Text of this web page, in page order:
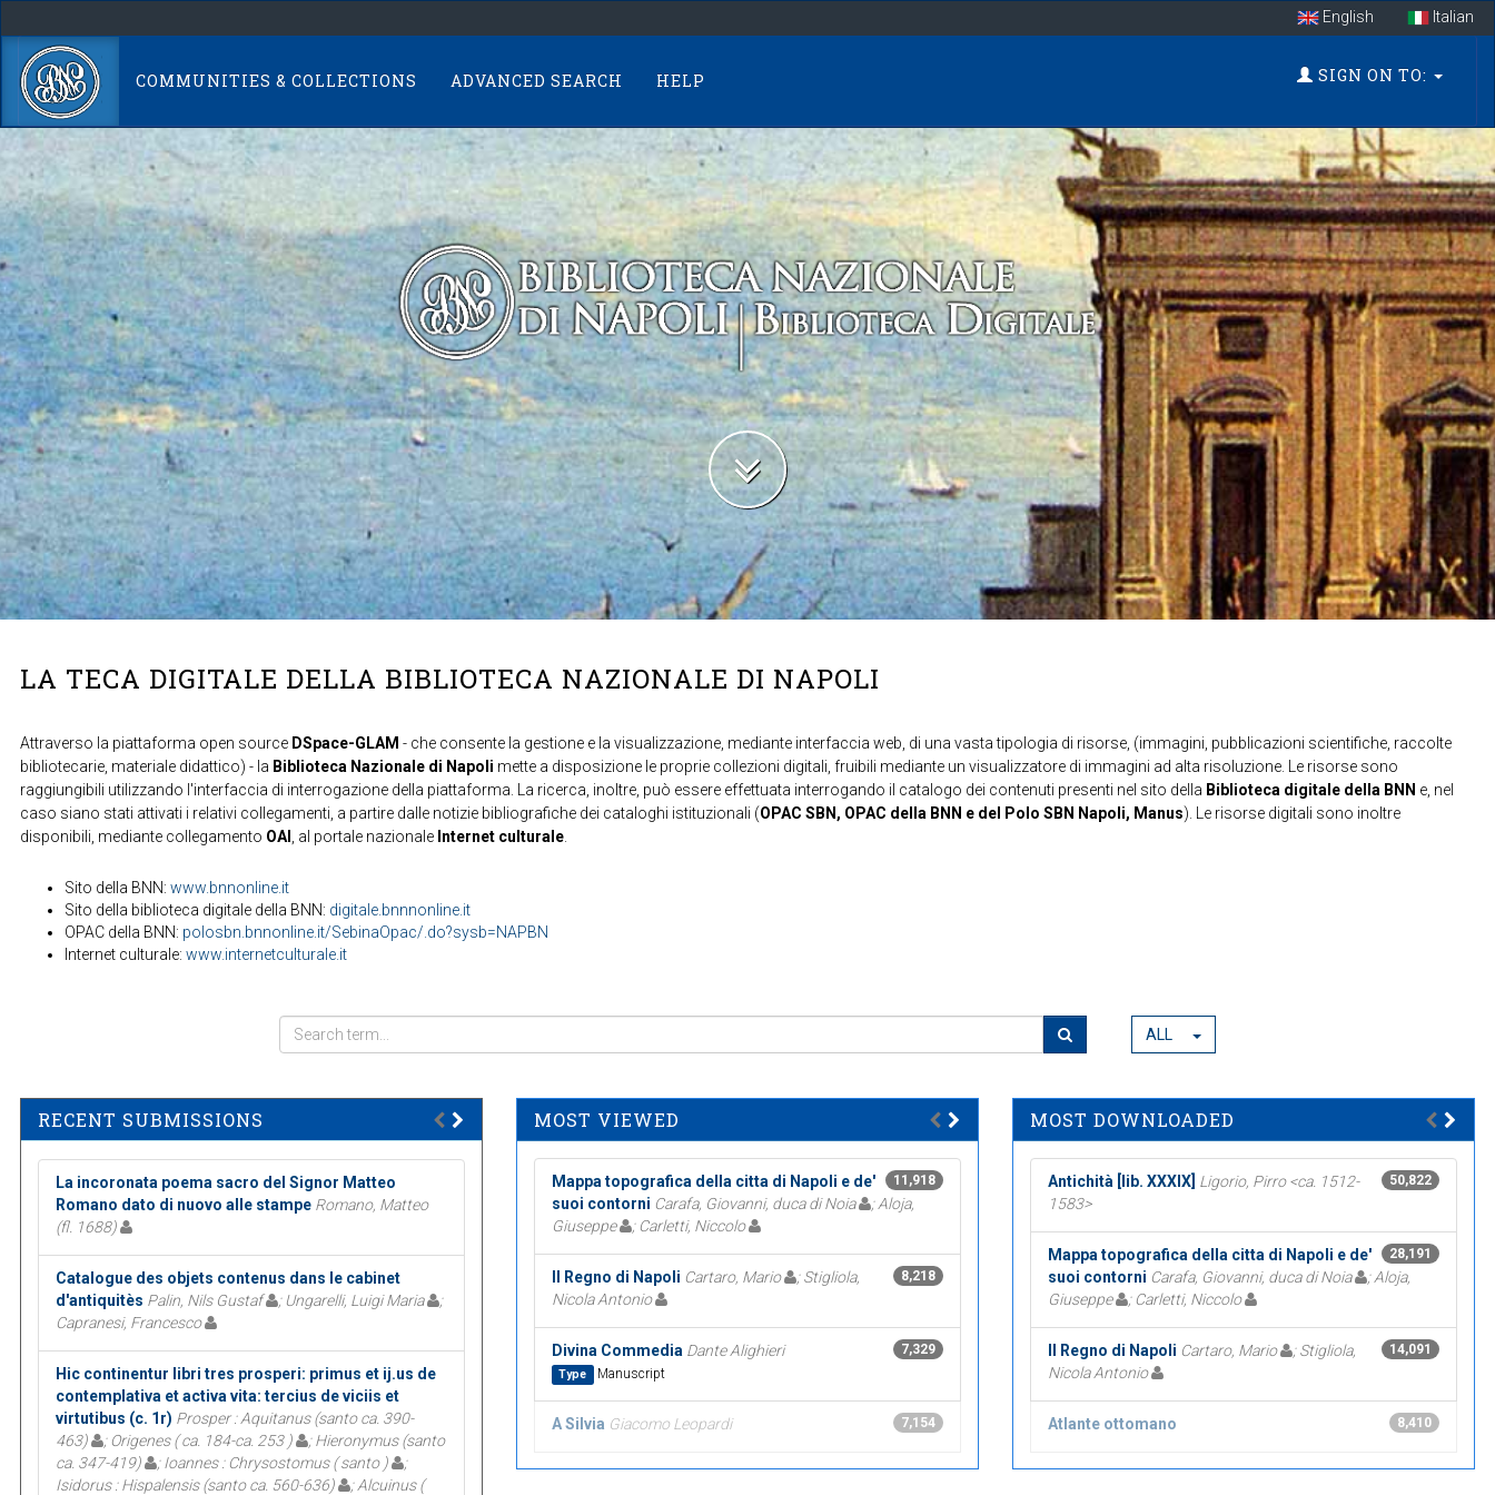
navigation
English Italian
COMMUNITIES & COLLECTIONS ADVANCED SEARCH HELP SIGN ON TO:
LA TECA DIGITALE DELLA BIBLIOTECA NAZIONALE DI NAPOLI
Attraverso la piattaforma open source DSpace-GLAM - che consente la gestione e la visualizzazione, mediante interfaccia web, di una vasta tipologia di risorse, (immagini, pubblicazioni scientifiche, raccolte
bibliotecarie, materiale didattico) - la Biblioteca Nazionale di Napoli mette a disposizione le proprie collezioni digitali, fruibili mediante un visualizzatore di immagini ad alta risoluzione. Le risorse sono
raggiungibili utilizzando l'interfaccia di interrogazione della piattaforma. La ricerca, inoltre, può essere effettuata interrogando il catalogo dei contenuti presenti nel sito della Biblioteca digitale della BNN e, nel
caso siano stati attivati i relativi collegamenti, a partire dalle notizie bibliografiche dei cataloghi istituzionali (OPAC SBN, OPAC della BNN e del Polo SBN Napoli, Manus). Le risorse digitali sono inoltre
disponibili, mediante collegamento OAI , al portale nazionale Internet culturale.
Sito della BNN: www.bnnonline.it
Sito della biblioteca digitale della BNN: digitale.bnnnonline.it
OPAC della BNN: polosbn.bnnonline.it/SebinaOpac/.do?sysb=NAPBN
Internet culturale: www.internetculturale.it
ALL
RECENT SUBMISSIONS
La incoronata poema sacro del Signor Matteo
Romano dato di nuovo alle stampe Romano, Matteo
(fl. 1688)
Catalogue des objets contenus dans le cabinet
d'antiquitès Palin, Nils Gustaf ; Ungarelli, Luigi Maria
;
Capranesi, Francesco
Hic continentur libri tres prosperi: primus et ij.us de
contemplativa et activa vita: tercius de viciis et
virtutibus (c. 1r) Prosper : Aquitanus (santo ca. 390-
463)
; Origenes ( ca. 184-ca. 253 )
; Hieronymus (santo
ca. 347-419)
; Ioannes : Chrysostomus ( santo )
;
Isidorus : Hispalensis (santo ca. 560-636)
; Alcuinus (
MOST VIEWED
11,918
Mappa topografica della citta di Napoli e de'
suoi contorni Carafa, Giovanni, duca di Noia
; Aloja,
Giuseppe
; Carletti, Niccolo
8,218
Il Regno di Napoli Cartaro, Mario
; Stigliola,
Nicola Antonio
7,329
Divina Commedia Dante Alighieri
Type Manuscript
7,154
A Silvia Giacomo Leopardi
MOST DOWNLOADED
50,822
Antichità [lib. XXXIX] Ligorio, Pirro <ca. 1512-
1583>
28,191
Mappa topografica della citta di Napoli e de'
suoi contorni Carafa, Giovanni, duca di Noia
; Aloja,
Giuseppe
; Carletti, Niccolo
14,091
Il Regno di Napoli Cartaro, Mario
; Stigliola,
Nicola Antonio
8,410
Atlante ottomano